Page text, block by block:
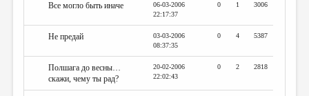
Все могло быть иначе
06-03-2006
22:17:37
0 1 3006
Не предай
03-03-2006
08:37:35
0 4 5387
Полшага до весны…
скажи, чему ты рад?
20-02-2006
22:02:43
0 2 2818